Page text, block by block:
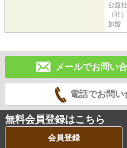
公益
（社
加盟
メールでお問い
電話でお問い
無料会員登録はこちら
会員登録